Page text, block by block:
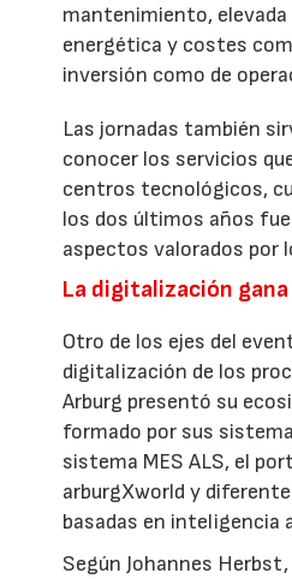
mantenimiento, elevada
energética y costes
inversión como de
Las jornadas también
conocer los servicios
centros tecnológicos,
los dos últimos años
aspectos valorados por
La digitalización
Otro de los ejes del
digitalización de los
Arburg presentó su
formado por sus
sistema MES ALS, el
arburgXworld y
basadas en inteligencia
Según Johannes